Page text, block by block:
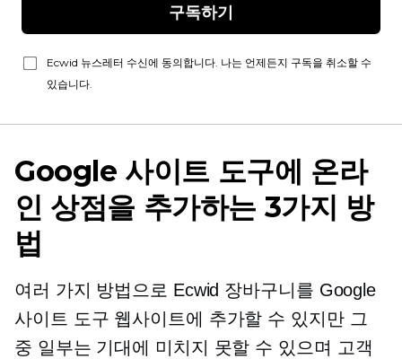
구독하기
Ecwid 뉴스레터 수신에 동의합니다. 나는 언제든지 구독을 취소할 수
있습니다.
Google 사이트 도구에 온라
인 상점을 추가하는 3가지 방
법
여러 가지 방법으로 Ecwid 장바구니를 Google
사이트 도구 웹사이트에 추가할 수 있지만 그
중 일부는 기대에 미치지 못할 수 있으며 고객